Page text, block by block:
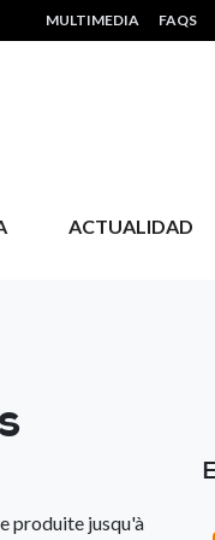
HEADER MENU
MULTIMEDIA FAQS
ACTUALIDAD
produite jusqu'à